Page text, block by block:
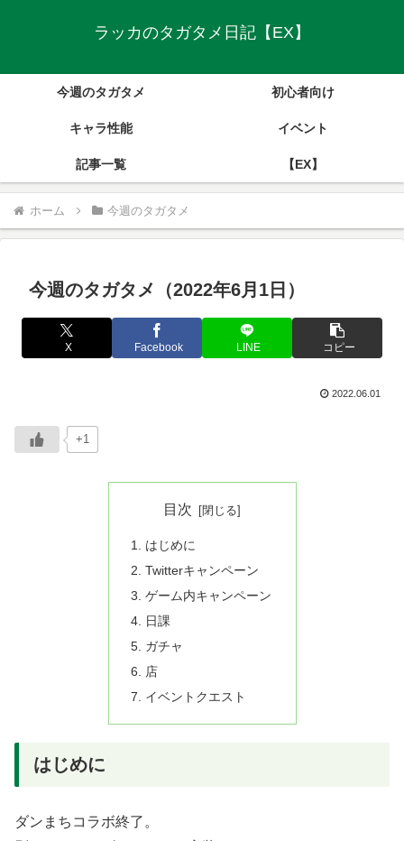
ラッカのタガタメ日記【EX】
今週のタガタメ 初心者向け
キャラ性能 イベント
記事一覧 【EX】
ホーム 今週のタガタメ
今週のタガタメ（2022年6月1日）
X Facebook LINE コピー
2022.06.01
+1
目次
はじめに
Twitterキャンペーン
ゲーム内キャンペーン
日課
ガチャ
店
イベントクエスト
はじめに
ダンまちコラボ終了。